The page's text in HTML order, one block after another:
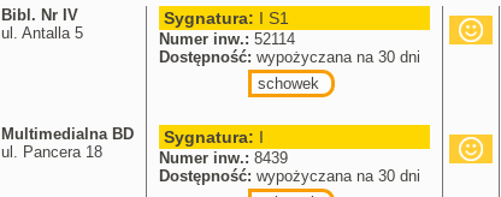
Bibl. Nr IV
ul. Antalla 5
Sygnatura: I S1
Numer inw.: 52114
Dostępność: wypożyczana na 30 dni
schowek
Multimedialna BD
ul. Pancera 18
Sygnatura: I
Numer inw.: 8439
Dostępność: wypożyczana na 30 dni